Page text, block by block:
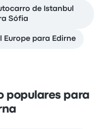
de Istanbul
Sófia
Europe para Edirne
populares para